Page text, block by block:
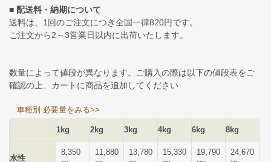
■ 配送料・納期について
送料は、1回のご注文につき全国一律820円です。
ご注文から2～3営業日以内に出荷いたします。
数量によって値段が異なります。ご購入の際は以下の値段表をご
確認の上、カートに商品を追加してください
車種別 必要量をみる>>